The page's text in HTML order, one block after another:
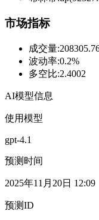
市场指标
成交量:
波动率:0.2%
多空比:2.4002
AI模型信息
使用模型
gpt-4.1
预测时间
2025年11月20日 12:09
预测ID